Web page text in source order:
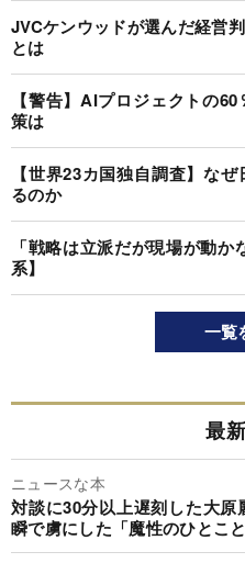
JVCケンウッドが選んだ経営
とは
【警告】AIプロジェクトの
策は
【世界23カ国独自調査】な
るのか
「戦略は立派だが現場が動
系】
一覧
最
ニュースな本
対談に30分以上遅刻した大
瞬で虜にした「魔性のひとこ